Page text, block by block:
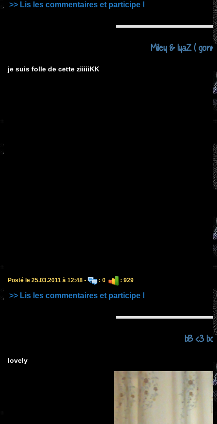
>> Lis les commentaires et participe !
Miley & IyaZ (
je suis folle de cette ziiiiiKK
Posté le 25.03.2011 à 12:48 - : 0 : 929
>> Lis les commentaires et participe !
bB <3 boy
lovely